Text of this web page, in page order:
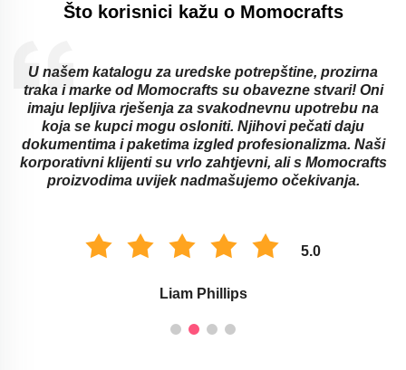
Što korisnici kažu o Momocrafts
U našem katalogu za uredske potrepštine, prozirna
traka i marke od Momocrafts su obavezne stvari! Oni
imaju lepljiva rješenja za svakodnevnu upotrebu na
koja se kupci mogu osloniti. Njihovi pečati daju
dokumentima i paketima izgled profesionalizma. Naši
korporativni klijenti su vrlo zahtjevni, ali s Momocrafts
proizvodima uvijek nadmašujemo očekivanja.
5.0
Liam Phillips